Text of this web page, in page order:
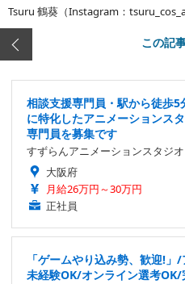
Tsuru 鶴葵（Instagram：
この記
相談支援専門員・駅から徒歩
に特化したアニメーションス
専門員を募集です
すずらんアニメーションスタジオ
大阪府
月給26万円～30万円
正社員
「ゲームやり込み勢、歓迎!
未経験OK/オンライン選考OK/